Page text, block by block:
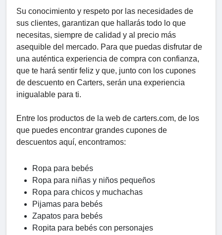
Su conocimiento y respeto por las necesidades de
sus clientes, garantizan que hallarás todo lo que
necesitas, siempre de calidad y al precio más
asequible del mercado. Para que puedas disfrutar de
una auténtica experiencia de compra con confianza,
que te hará sentir feliz y que, junto con los cupones
de descuento en Carters, serán una experiencia
inigualable para ti.
Entre los productos de la web de carters.com, de los
que puedes encontrar grandes cupones de
descuentos aquí, encontramos:
Ropa para bebés
Ropa para niñas y niños pequeños
Ropa para chicos y muchachas
Pijamas para bebés
Zapatos para bebés
Ropita para bebés con personajes